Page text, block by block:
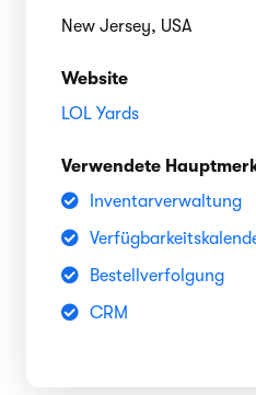
New Jersey, USA
Website
LOL Yards
Verwendete
Inventarverwaltung
Bestellverfolgung
CRM